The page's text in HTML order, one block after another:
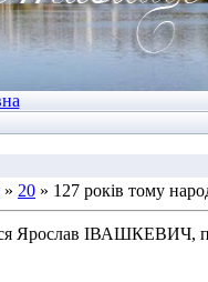
» 20 » 127 років тому
Ярослав ІВАШКЕВИЧ,